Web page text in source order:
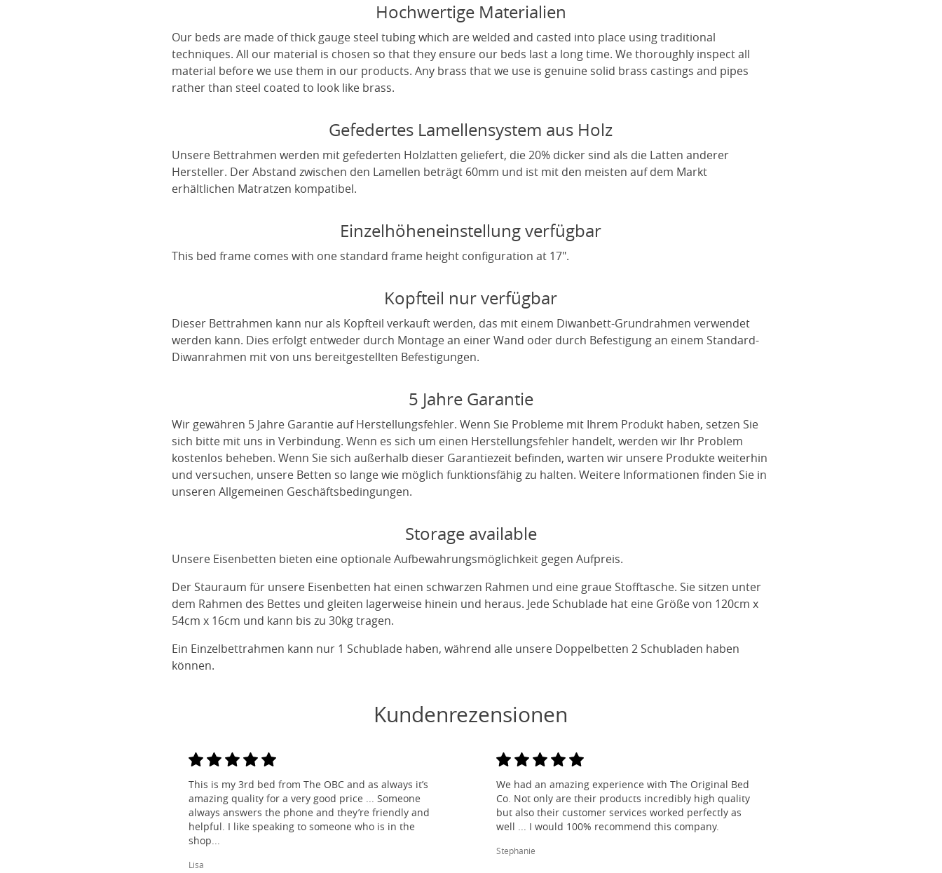
Hochwertige Materialien
Our beds are made of thick gauge steel tubing which are welded and casted into place using traditional
techniques. All our material is chosen so that they ensure our beds last a long time. We thoroughly inspect all
material before we use them in our products. Any brass that we use is genuine solid brass castings and pipes
rather than steel coated to look like brass.
Gefedertes Lamellensystem aus Holz
Unsere Bettrahmen werden mit gefederten Holzlatten geliefert, die 20% dicker sind als die Latten anderer
Hersteller. Der Abstand zwischen den Lamellen beträgt 60mm und ist mit den meisten auf dem Markt
erhältlichen Matratzen kompatibel.
Einzelhöheneinstellung verfügbar
This bed frame comes with one standard frame height configuration at 17".
Kopfteil nur verfügbar
Dieser Bettrahmen kann nur als Kopfteil verkauft werden, das mit einem Diwanbett-Grundrahmen verwendet
werden kann. Dies erfolgt entweder durch Montage an einer Wand oder durch Befestigung an einem Standard-
Diwanrahmen mit von uns bereitgestellten Befestigungen.
5 Jahre Garantie
Wir gewähren 5 Jahre Garantie auf Herstellungsfehler. Wenn Sie Probleme mit Ihrem Produkt haben, setzen Sie
sich bitte mit uns in Verbindung. Wenn es sich um einen Herstellungsfehler handelt, werden wir Ihr Problem
kostenlos beheben. Wenn Sie sich außerhalb dieser Garantiezeit befinden, warten wir unsere Produkte weiterhin
und versuchen, unsere Betten so lange wie möglich funktionsfähig zu halten. Weitere Informationen finden Sie in
unseren Allgemeinen Geschäftsbedingungen.
Storage available
Unsere Eisenbetten bieten eine optionale Aufbewahrungsmöglichkeit gegen Aufpreis.
Der Stauraum für unsere Eisenbetten hat einen schwarzen Rahmen und eine graue Stofftasche. Sie sitzen unter
dem Rahmen des Bettes und gleiten lagerweise hinein und heraus. Jede Schublade hat eine Größe von 120cm x
54cm x 16cm und kann bis zu 30kg tragen.
Ein Einzelbettrahmen kann nur 1 Schublade haben, während alle unsere Doppelbetten 2 Schubladen haben
können.
Kundenrezensionen
This is my 3rd bed from The OBC and as always it’s
amazing quality for a very good price ... Someone
always answers the phone and they’re friendly and
helpful. I like speaking to someone who is in the
shop...
Lisa
We had an amazing experience with The Original Bed
Co. Not only are their products incredibly high quality
but also their customer services worked perfectly as
well ... I would 100% recommend this company.
Stephanie